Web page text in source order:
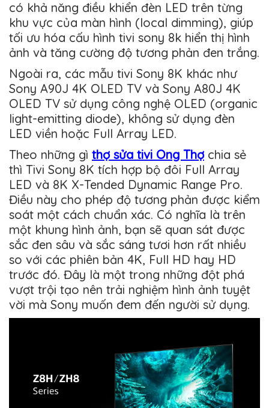
có khả năng điều khiển đèn LED trên từng
khu vực của màn hình (local dimming), giúp
tối ưu hóa cấu hình tivi sony 8k hiển thị hình
ảnh và tăng cường độ tương phản đen trắng.
Ngoài ra, các mẫu tivi Sony 8K khác như
Sony A90J 4K OLED TV và Sony A80J 4K
OLED TV sử dụng công nghệ OLED (organic
light-emitting diode), không sử dụng đèn
LED viền hoặc Full Array LED.
Theo những gì thợ sửa tivi Ong Thợ chia sẻ
thì Tivi Sony 8K tích hợp bộ đôi Full Array
LED và 8K X-Tended Dynamic Range Pro.
Điều này cho phép độ tương phản được kiểm
soát một cách chuẩn xác. Có nghĩa là trên
một khung hình ảnh, bạn sẽ quan sát được
sắc đen sâu và sắc sáng tươi hơn rất nhiều
so với các phiên bản 4K, Full HD hay HD
trước đó. Đây là một trong những đột phá
vượt trội tạo nên trải nghiệm hình ảnh tuyệt
vời mà Sony muốn đem đến người sử dụng.